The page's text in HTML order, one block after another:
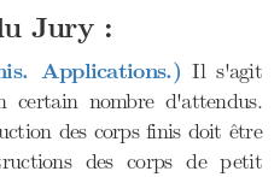
Jury :
Applications.) Il s'agit
certain nombre d'attendus.
des corps finis doit être
des corps de petit